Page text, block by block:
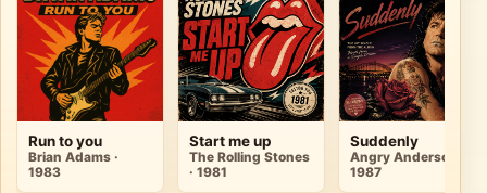
Run to you
Brian Adams ·
1983
Start me up
The Rolling Stones
· 1981
Suddenly
Angry Anderson ·
1987